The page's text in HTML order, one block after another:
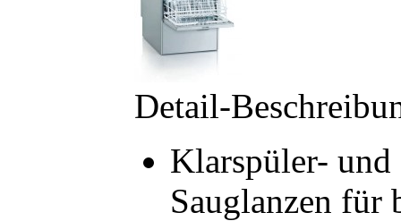
Detail-
Klarspüler- und
Sauglanzen für